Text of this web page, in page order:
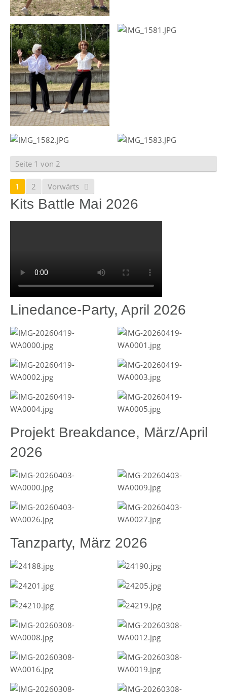
Seite 1 von 2
1 2 Vorwärts
Kits Battle Mai 2026
Linedance-Party, April 2026
Projekt Breakdance, März/April
2026
Tanzparty, März 2026